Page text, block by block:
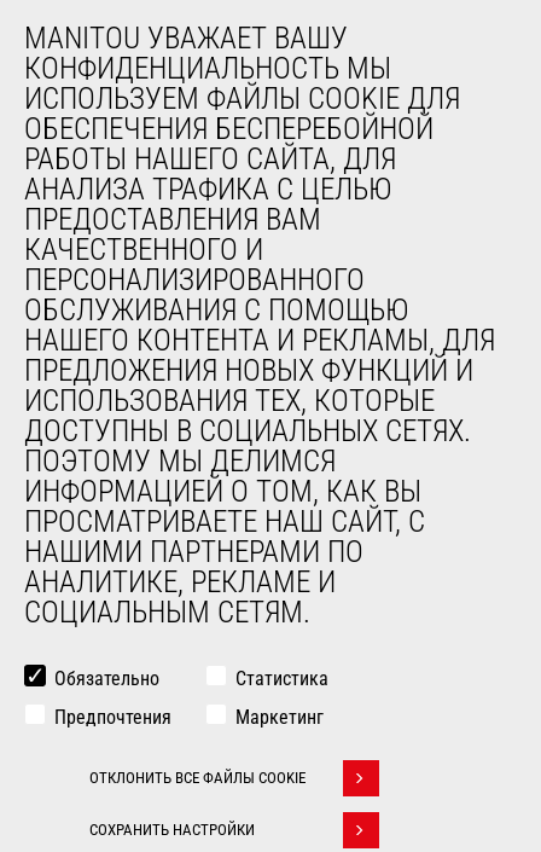
Финансирование
Продленная гарантия
Контракты на техническое обслуживание
Запасные части
Система удаленного мониторинга
Программное обеспечение для диагностики и
обслуживания
Обучение
Подержанное оборудование
О НАС
Компания
Контакты
Юридическая информация
Мероприятия
Новости
История
General Terms and Conditions of Sale
ДРУГИЕ САЙТЫ ГРУППЫ
Used Manitou Machines
Gehl
MANITOU УВАЖАЕТ ВАШУ
КОНФИДЕНЦИАЛЬНОСТЬ МЫ
ИСПОЛЬЗУЕМ ФАЙЛЫ COOKIE ДЛЯ
ОБЕСПЕЧЕНИЯ БЕСПЕРЕБОЙНОЙ
РАБОТЫ НАШЕГО САЙТА, ДЛЯ
АНАЛИЗА ТРАФИКА С ЦЕЛЬЮ
ПРЕДОСТАВЛЕНИЯ ВАМ
КАЧЕСТВЕННОГО И
ПЕРСОНАЛИЗИРОВАННОГО
ОБСЛУЖИВАНИЯ С ПОМОЩЬЮ
НАШЕГО КОНТЕНТА И РЕКЛАМЫ, ДЛЯ
ПРЕДЛОЖЕНИЯ НОВЫХ ФУНКЦИЙ И
ИСПОЛЬЗОВАНИЯ ТЕХ, КОТОРЫЕ
ДОСТУПНЫ В СОЦИАЛЬНЫХ СЕТЯХ.
ПОЭТОМУ МЫ ДЕЛИМСЯ
ИНФОРМАЦИЕЙ О ТОМ, КАК ВЫ
ПРОСМАТРИВАЕТЕ НАШ САЙТ, С
НАШИМИ ПАРТНЕРАМИ ПО
АНАЛИТИКЕ, РЕКЛАМЕ И
СОЦИАЛЬНЫМ СЕТЯМ.
Обязательно
Статистика
Предпочтения
Маркетинг
ОТКЛОНИТЬ ВСЕ ФАЙЛЫ COOKIE
СОХРАНИТЬ НАСТРОЙКИ